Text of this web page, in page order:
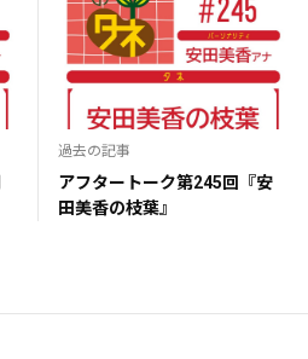
過去の記事
アフタートーク第245回『安
田美香の枝葉』